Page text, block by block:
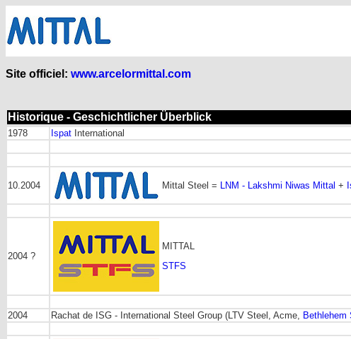
Site officiel: www.arcelormittal.com
Historique - Geschichtlicher Überblick
1978 Ispat International
10.2004 Mittal Steel = LNM - Lakshmi Niwas Mittal +
2004 ?
MITTAL
STFS
2004 Rachat de ISG - International Steel Group (LTV Steel, Acme, Bethlehem